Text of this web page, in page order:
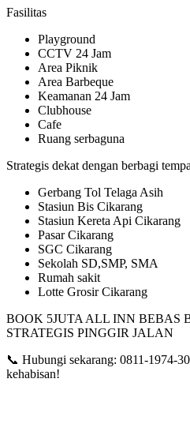
Fasilitas
Playground
CCTV 24 Jam
Area Piknik
Area Barbeque
Keamanan 24 Jam
Clubhouse
Cafe
Ruang serbaguna
Strategis dekat dengan berbagi
Gerbang Tol Telaga Asih
Stasiun Bis Cikarang
Stasiun Kereta Api Cikarang
Pasar Cikarang
SGC Cikarang
Sekolah SD,SMP, SMA
Rumah sakit
Lotte Grosir Cikarang
BOOK 5JUTA ALL INN BEBAS
STRATEGIS PINGGIR JALAN
📞 Hubungi sekarang: 0811-1974-
kehabisan!